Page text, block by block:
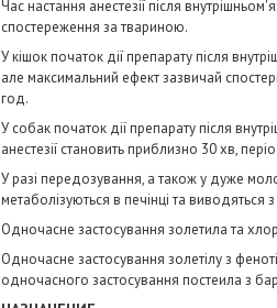
Час настання анестезії після
спостереження за твариною.
У кішок початок дії препарату після
але максимальний ефект зазвичай
год.
У собак початок дії препарату після
анестезії становить приблизно 30 хв,
У разі передозування, а також у дуже
метаболізуються в печінці та виводяться
Одночасне застосування золетила та
Одночасне застосування золетілу з
одночасного застосування постеила з